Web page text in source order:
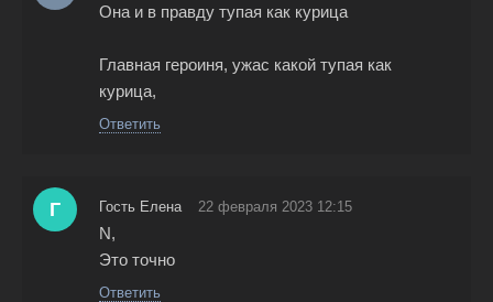
Она и в правду тупая как курица
Главная героиня, ужас какой тупая как
курица,
Ответить
Г Гость Елена 22 февраля 2023 12:15
N,
Это точно
Ответить